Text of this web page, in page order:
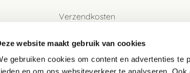
website maakt gebruik van cookies
gebruiken cookies om content en advertenties te
Verzendkosten
Betaalwijzen
Retour